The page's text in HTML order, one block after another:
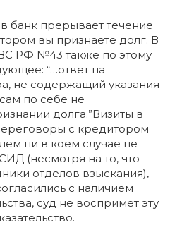
банк прерывает течение
вы признаете долг. В
РФ №43 также по этому
“…ответ на
не содержащий указания
по себе не
долга.”Визиты в
с кредитором
ни в коем случае не
(несмотря на то, что
отделов взыскания),
с наличием
суд не воспримет эту